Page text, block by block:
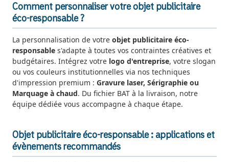
Comment personnaliser votre objet publicitaire
éco-responsable ?
La personnalisation de votre objet publicitaire éco-
responsable s'adapte à toutes vos contraintes créatives et
budgétaires. Intégrez votre logo d'entreprise, votre slogan
ou vos couleurs institutionnelles via nos techniques
d'impression premium : Gravure laser, Sérigraphie ou
Marquage à chaud. Du fichier BAT à la livraison, notre
équipe dédiée vous accompagne à chaque étape.
Objet publicitaire éco-responsable : applications et
évènements recommandés